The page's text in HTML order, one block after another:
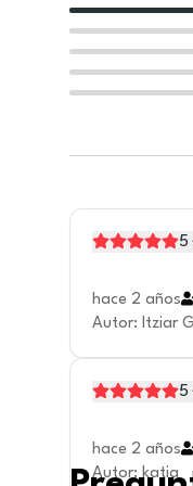
5
hace 2 años
Autor: Itziar
5
hace 2 años
Autor:katia